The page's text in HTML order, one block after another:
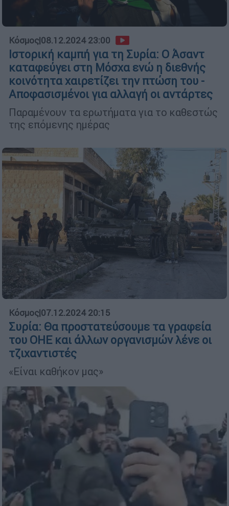
Κόσμος|08.12.2024 23:00
Ιστορική καμπή για τη Συρία: Ο Άσαντ
καταφεύγει στη Μόσχα ενώ η διεθνής
κοινότητα χαιρετίζει την πτώση του -
Αποφασισμένοι για αλλαγή οι αντάρτες
Παραμένουν τα ερωτήματα για το καθεστώς
της επόμενης ημέρας
Κόσμος|07.12.2024 20:15
Συρία: Θα προστατεύσουμε τα γραφεία
του ΟΗΕ και άλλων οργανισμών λένε οι
τζιχαντιστές
«Είναι καθήκον μας»